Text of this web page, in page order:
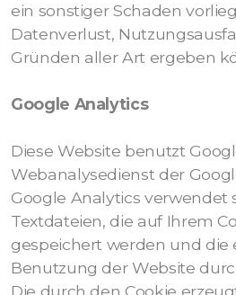
ein sonstiger Schaden
Datenverlust,
Gründen aller Art ergeben
Google Analytics
Diese Website benutzt
Webanalysedienst der
Google Analytics verwendet
Textdateien, die auf Ihrem
gespeichert werden und die
Benutzung der Website
Die durch den Cookie